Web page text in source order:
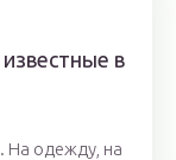
в
На одежду, на